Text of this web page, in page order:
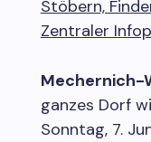
Stöbern,
Zentraler
Mechernich-
ganzes Dorf
Sonntag, 7.